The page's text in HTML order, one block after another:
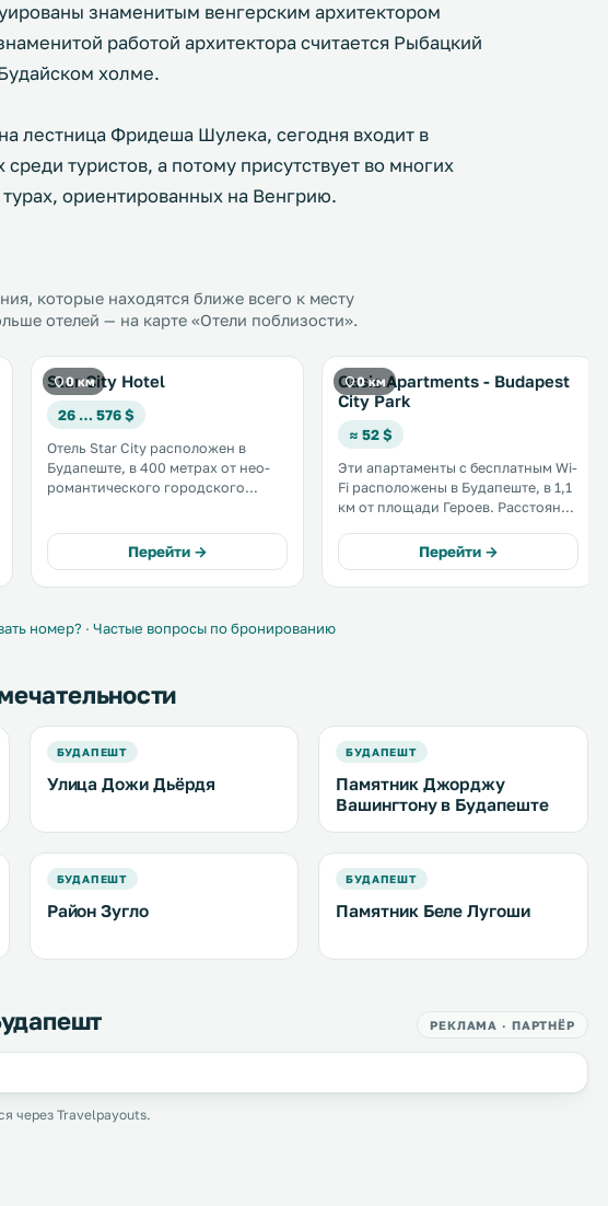
знаменитым венгерским архитектором
работой архитектора считается Рыбацкий
холме.
лестница Фридеша Шулека, сегодня входит в
туристов, а потому присутствует во многих
ориентированных на Венгрию.
которые находятся ближе всего к месту
отелей — на карте «Отели поблизости».
0 км
Star City Hotel
26 … 576 $
Отель Star City расположен в
Будапеште, в 400 метрах от нео-
романтического городского
бесплатный Wi-Fi на всей
территории. .
Перейти →
0 км
Oasis Apartments - Budapest
City Park
≈ 52 $
Эти апартаменты с бесплатным Wi-
Fi расположены в Будапеште, в 1,1
км от площади Героев. Расстояние
театра составляет 1,7 км. .
Перейти →
номер? · Частые вопросы по бронированию
БУДАПЕШТ
Улица Дожи Дьёрдя
БУДАПЕШТ
Памятник Джорджу
Вашингтону в Будапеште
БУДАПЕШТ
Район Зугло
БУДАПЕШТ
Памятник Беле Лугоши
РЕКЛАМА · ПАРТНЁР
через Travelpayouts.